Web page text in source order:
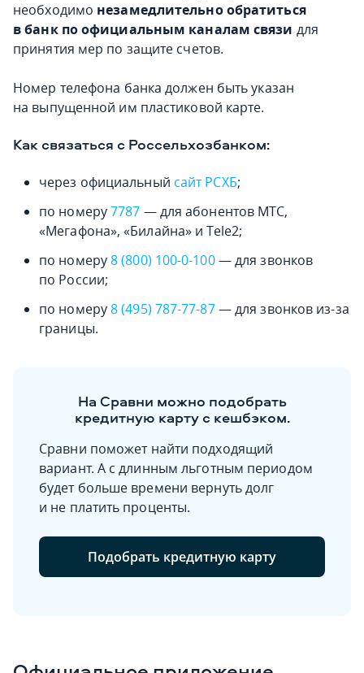
необходимо незамедлительно обратиться
в банк по официальным каналам связи для
принятия мер по защите счетов.
Номер телефона банка должен быть указан
на выпущенной им пластиковой карте.
Как связаться с Россельхозбанком:
через официальный сайт РСХБ;
по номеру7787 — для абонентов МТС,
«Мегафона», «Билайна» и Tele2;
по номеру8 (800) 100-0-100— для звонков
по России;
по номеру8 (495) 787-77-87— для звонков из-за
границы.
На Сравни можно подобрать
кредитную карту с кешбэком.
Сравни поможет найти подходящий
вариант. А с длинным льготным периодом
будет больше времени вернуть долг
и не платить проценты.
Подобрать кредитную карту